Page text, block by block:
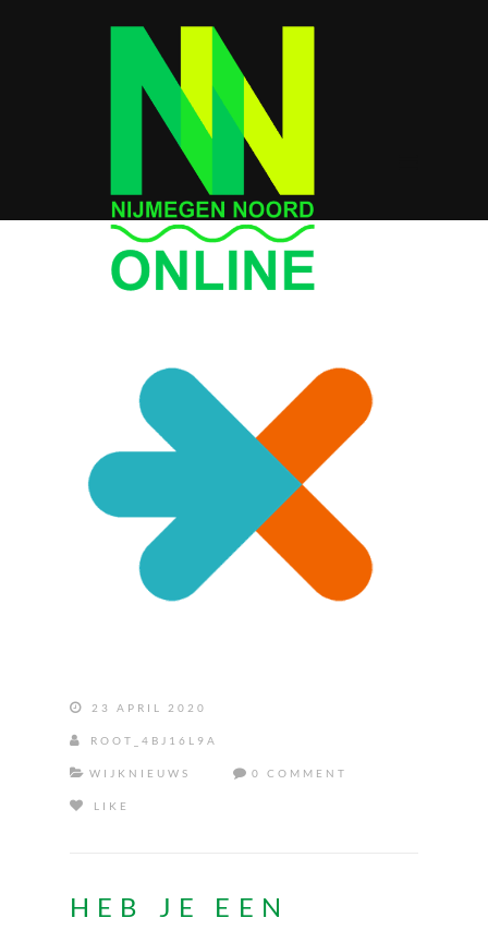
23 APRIL 2020
ROOT_4BJ16L9A
WIJKNIEUWS 0 COMMENT
LIKE
HEB JE EEN